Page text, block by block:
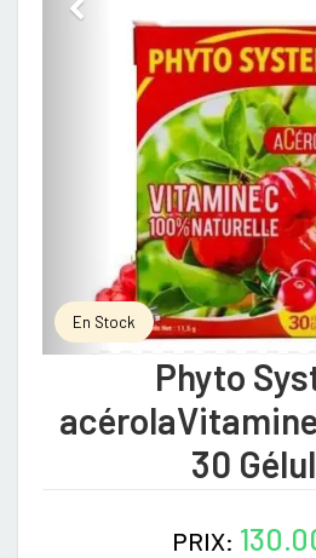
En Stock
Phyto
30
PRIX: